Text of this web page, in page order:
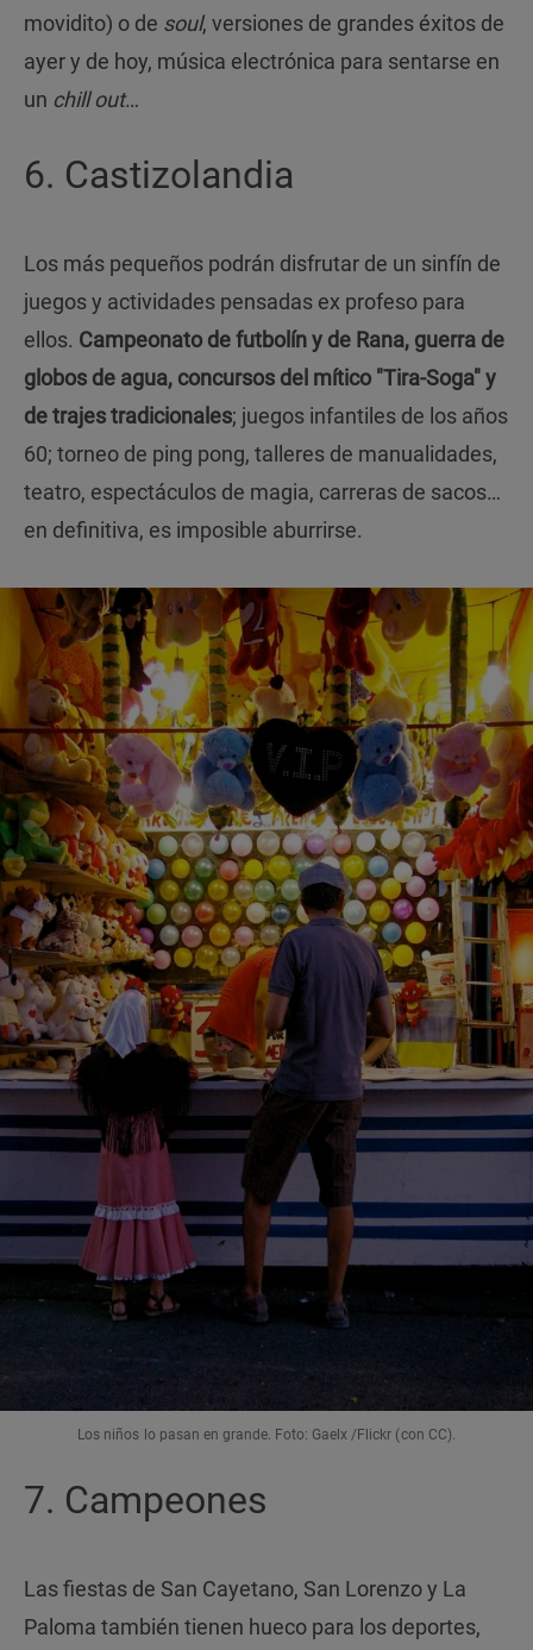
movidito) o de soul, versiones de grandes éxitos de
ayer y de hoy, música electrónica para sentarse en
un chill out…
6. Castizolandia
Los más pequeños podrán disfrutar de un sinfín de
juegos y actividades pensadas ex profeso para
ellos. Campeonato de futbolín y de Rana, guerra de
globos de agua, concursos del mítico "Tira-Soga" y
de trajes tradicionales; juegos infantiles de los años
60; torneo de ping pong, talleres de manualidades,
teatro, espectáculos de magia, carreras de sacos…
en definitiva, es imposible aburrirse.
Los niños lo pasan en grande. Foto: Gaelx /Flickr (con CC).
7. Campeones
Las fiestas de San Cayetano, San Lorenzo y La
Paloma también tienen hueco para los deportes,